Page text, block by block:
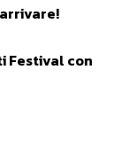
Festival con